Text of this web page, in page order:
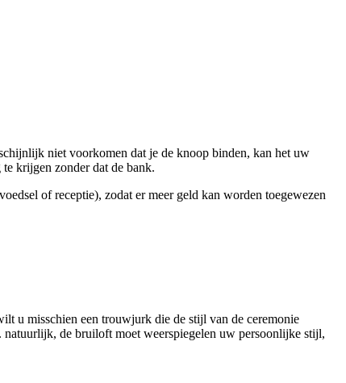
niet voorkomen dat je de knoop binden, kan het uw
krijgen zonder dat de bank.
of receptie), zodat er meer geld kan worden toegewezen
u misschien een trouwjurk die de stijl van de ceremonie
de bruiloft moet weerspiegelen uw persoonlijke stijl,